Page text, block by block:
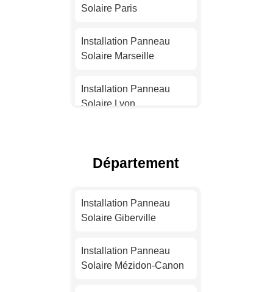
Solaire Paris
Installation Panneau
Solaire Marseille
Installation Panneau
Solaire Lyon
Solaire Nice
Solaire Nantes
Département
Installation Panneau
Solaire Giberville
Installation Panneau
Solaire Mézidon-Canon